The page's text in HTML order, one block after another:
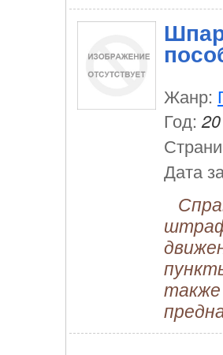
Жанр:
Год:
Дата
также